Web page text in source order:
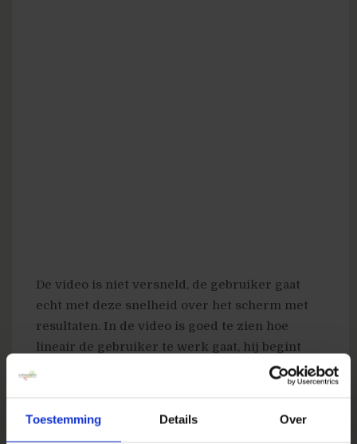
Toestemming Details Over
De video is niet versneld, de gebruiker gaat
echt met deze snelheid over het scherm met
resultaten. In de video is goed te zien hoe
lineair de gebruiker te werk gaat, hij begint
bovenaan en scant naar beneden de resultaten.
lijkt antwoord te geven op zijn vraag, maar